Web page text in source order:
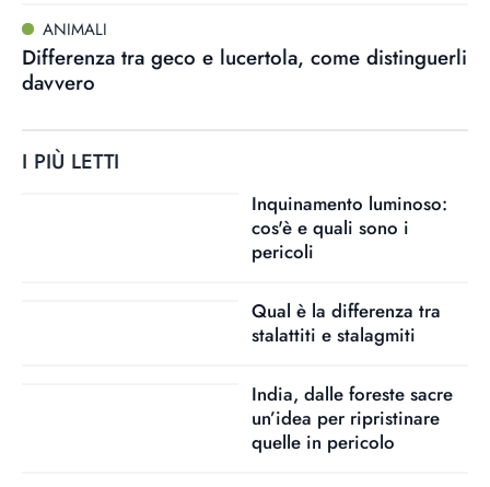
ANIMALI
Differenza tra geco e lucertola, come distinguerli
davvero
I PIÙ LETTI
Inquinamento luminoso:
cos'è e quali sono i
pericoli
Qual è la differenza tra
stalattiti e stalagmiti
India, dalle foreste sacre
un’idea per ripristinare
quelle in pericolo